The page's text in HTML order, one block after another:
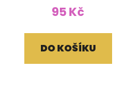
95 Kč
DO KOŠÍKU